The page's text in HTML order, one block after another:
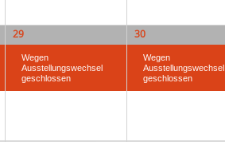
29
Wegen
Ausstellungswechsel
geschlossen
30
Wegen
Ausstellungswechsel
geschlossen